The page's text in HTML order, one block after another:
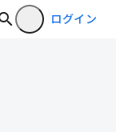
ログイン